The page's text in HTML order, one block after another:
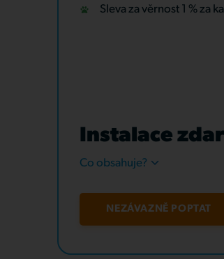
Sleva za věrnost 1 % za
Instalace
Co obsahuje?
NEZÁVAZNĚ POPTAT